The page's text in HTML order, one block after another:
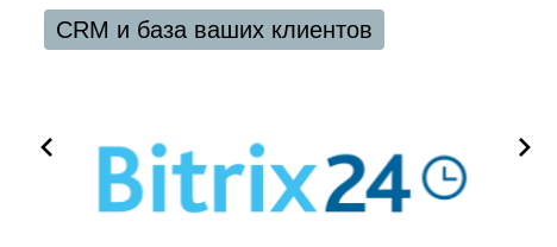
CRM и база ваших клиентов